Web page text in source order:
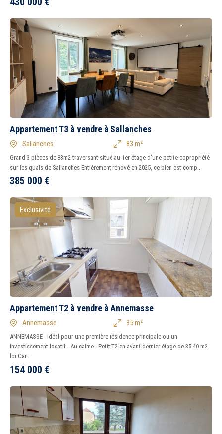
Appartement T3 à vendre à Sallanches
Sallanches 83 m²
Grand 3 pièces de 83m2 traversant situé au 1er étage d'une petite copropriété
sur les quais de Sallanches Entièrement rénové en 2025, ce bien est comp...
385 000 €
Exclusivité
Appartement T2 à vendre à Annemasse
Annemasse 35 m²
ANNEMASSE - Idéal pour une première résidence principale ou un
investissement locatif - Au calme - Petit T2 en avant-dernier étage de 35.40 m2
loi Car...
154 000 €